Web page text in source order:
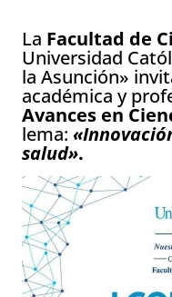
La Facultad de
Universidad
la Asunción»
académica y
Avances en
lema:
salud».